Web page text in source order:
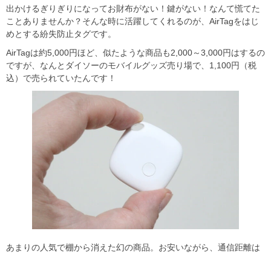
出かけるぎりぎりになってお財布がない！鍵がない！なんて慌てた
ことありませんか？そんな時に活躍してくれるのが、AirTagをはじ
めとする紛失防止タグです。
AirTagは約5,000円ほど、似たような商品も2,000～3,000円はするの
ですが、なんとダイソーのモバイルグッズ売り場で、1,100円（税
込）で売られていたんです！
あまりの人気で棚から消えた幻の商品。お安いながら、通信距離は